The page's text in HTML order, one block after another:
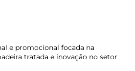
e promocional focada na
tratada e inovação no setor